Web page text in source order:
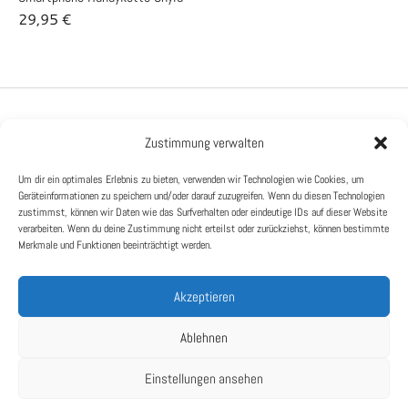
Zustimmung verwalten
Um dir ein optimales Erlebnis zu bieten, verwenden wir Technologien wie Cookies, um
Geräteinformationen zu speichern und/oder darauf zuzugreifen. Wenn du diesen Technologien
zustimmst, können wir Daten wie das Surfverhalten oder eindeutige IDs auf dieser Website
verarbeiten. Wenn du deine Zustimmung nicht erteilst oder zurückziehst, können bestimmte
Merkmale und Funktionen beeinträchtigt werden.
Akzeptieren
Ablehnen
Einstellungen ansehen
29,95 €
Handmade Fashion
Impressum
Kontaktiere mich
Datenschutz
Versand & Rückgabe
AGB
Handyketten
Workshops